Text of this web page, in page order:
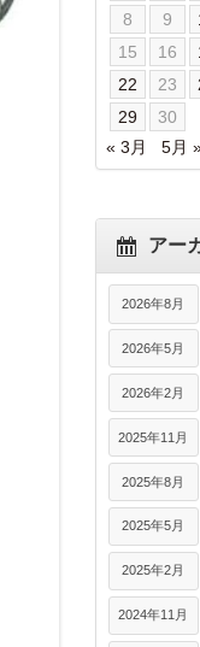
8
9
15
16
22
23
29
30
« 3月
5月
アー
2026年8月
2026年5月
2026年2月
2025年11月
2025年8月
2025年5月
2025年2月
2024年11月